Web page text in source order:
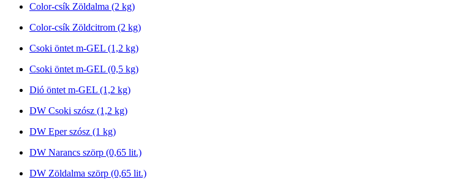
Color-csík Zöldalma (2 kg)
Color-csík Zöldcitrom (2 kg)
Csoki öntet m-GEL (1,2 kg)
Csoki öntet m-GEL (0,5 kg)
Dió öntet m-GEL (1,2 kg)
DW Csoki szósz (1,2 kg)
DW Eper szósz (1 kg)
DW Narancs szörp (0,65 lit.)
DW Zöldalma szörp (0,65 lit.)